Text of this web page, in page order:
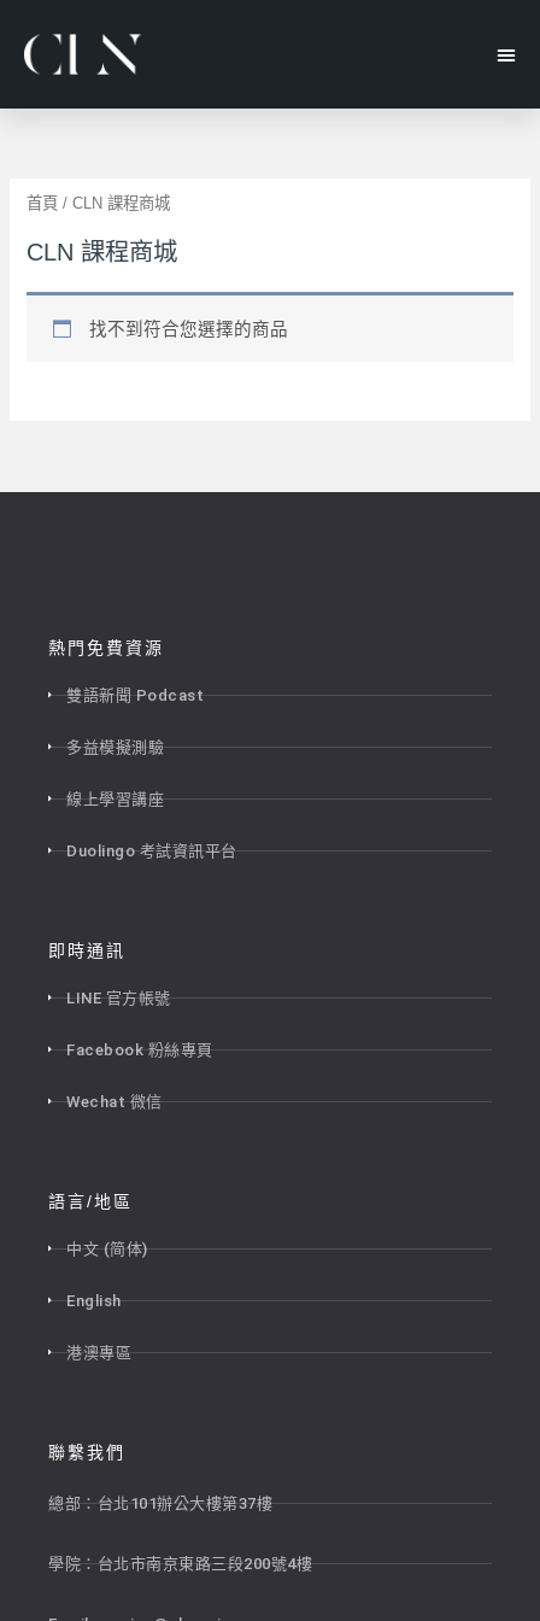
首頁 / CLN 課程商城
CLN 課程商城
找不到符合您選擇的商品
熱門免費資源
雙語新聞 Podcast
多益模擬測驗
線上學習講座
Duolingo 考試資訊平台
即時通訊
LINE 官方帳號
Facebook 粉絲專頁
Wechat 微信
語言/地區
中文 (简体)
English
港澳專區
聯繫我們
總部：台北101辦公大樓第37樓
學院：台北市南京東路三段200號4樓